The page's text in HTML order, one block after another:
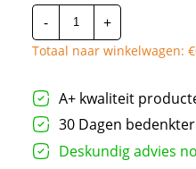
-
Cimco
stootverbinder
-
4mm²
+
Totaal naar winkelwagen: €
A+ kwaliteit
30 Dagen
Deskundig advies